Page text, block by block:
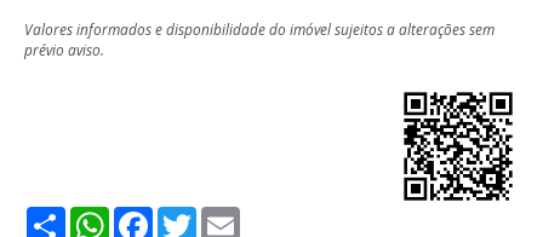
Valores informados e disponibilidade do imóvel sujeitos a alterações sem
prévio aviso.
ShareWhatsApp
Facebook
Twitter